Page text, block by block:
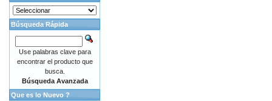
Búsqueda Rápida
Use palabras clave para
encontrar el producto que
busca.
Búsqueda Avanzada
Que es lo Nuevo ?